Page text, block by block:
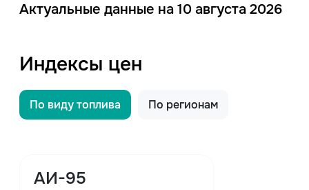
Актуальные данные на 10 августа 2026
Индексы цен
По виду топлива По регионам
АИ-95